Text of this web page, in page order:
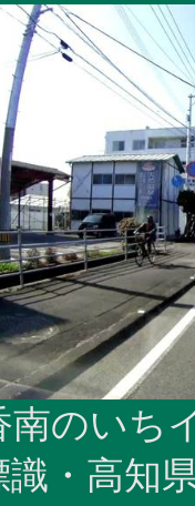
南のいち
識・高知